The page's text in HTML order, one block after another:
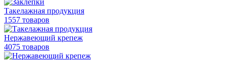
Такелажная продукция
1557 товаров
Нержавеющий крепеж
4075 товаров